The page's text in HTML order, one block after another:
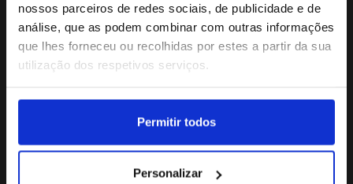
nossos parceiros de redes sociais, de publicidade e de
análise, que as podem combinar com outras informações
que lhes forneceu ou recolhidas por estes a partir da sua
utilização dos respetivos serviços.
Permitir todos
Personalizar
Sede da Agência
Rua Dr.João Couto Lote C
(+351) 217116500
Social